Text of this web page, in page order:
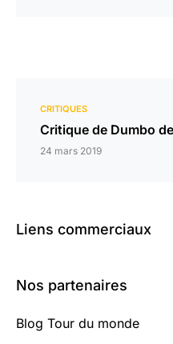
CRITIQUES
Critique de Dumbo
24 mars 2019
Liens commerciaux
Nos partenaires
Blog Tour du monde